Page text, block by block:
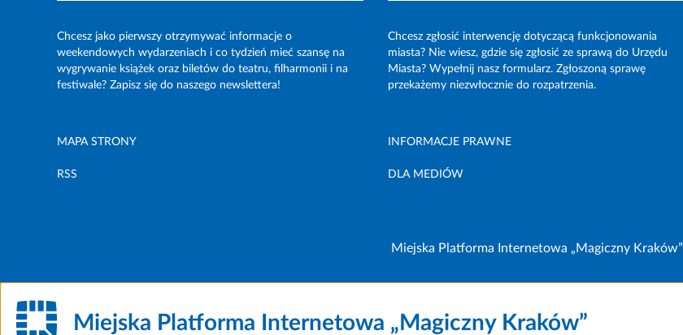
Chcesz jako pierwszy otrzymywać informacje o
weekendowych wydarzeniach i co tydzień mieć szansę na
wygrywanie książek oraz biletów do teatru, filharmonii i na
festiwale? Zapisz się do naszego newslettera!
Chcesz zgłosić interwencję dotyczącą funkcjonowania
miasta? Nie wiesz, gdzie się zgłosić ze sprawą do Urzędu
Miasta? Wypełnij nasz formularz. Zgłoszoną sprawę
przekażemy niezwłocznie do rozpatrzenia.
MAPA STRONY INFORMACJE PRAWNE
RSS DLA MEDIÓW
Miejska Platforma Internetowa „Magiczny Kraków”
Miejska Platforma Internetowa „Magiczny Kraków”